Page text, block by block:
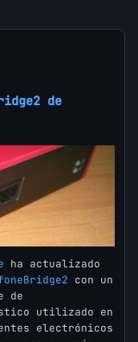
de
ha actualizado
con un
de
utilizado en
electrónicos